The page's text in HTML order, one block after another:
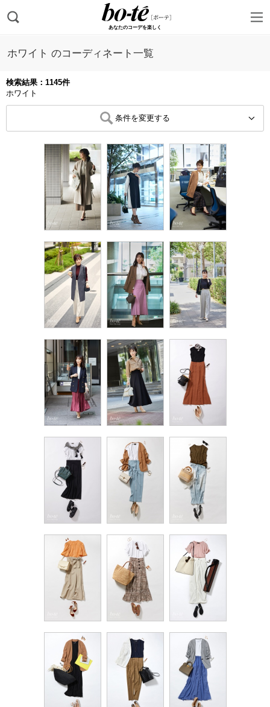
あなたのコーデを楽しく
ホワイト のコーディネート一覧
検索結果：1145件
ホワイト
条件を変更する